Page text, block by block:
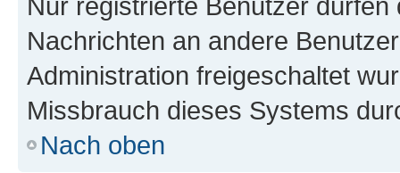
Nachrichten an andere
Administration freigeschaltet
Missbrauch dieses Systems
Nach oben